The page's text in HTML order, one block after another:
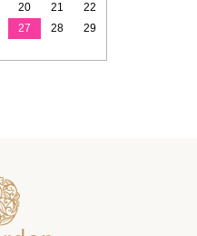
20 21
22
27 28
29